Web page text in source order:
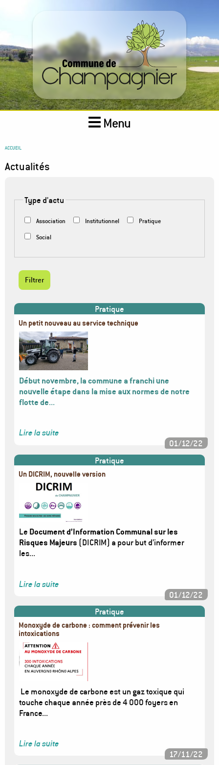
Menu
You
here
ACCUEIL
Actualités
Type d'actu
Association Institutionnel Pratique
Social
Pratique
Un petit nouveau au service technique
Image
Début novembre, la commune a franchi une
nouvelle étape dans la mise aux normes de notre
flotte de...
Lire la suite
01/12/22
Pratique
Un DICRIM, nouvelle version
Image
Le Document d’Information Communal sur les
Risques Majeurs (DICRIM) a pour but d’informer
les...
Lire la suite
01/12/22
Pratique
Monoxyde de carbone : comment prévenir les
intoxications
Image
Le monoxyde de carbone est un gaz toxique qui
touche chaque année près de 4 000 foyers en
France...
Lire la suite
17/11/22